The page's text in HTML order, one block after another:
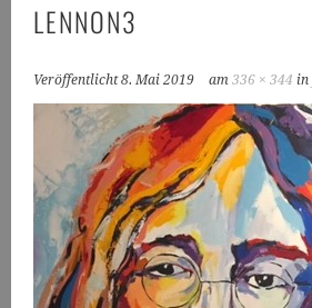
LENNON3
Veröffentlicht8. Mai 2019 am336 × 344 in